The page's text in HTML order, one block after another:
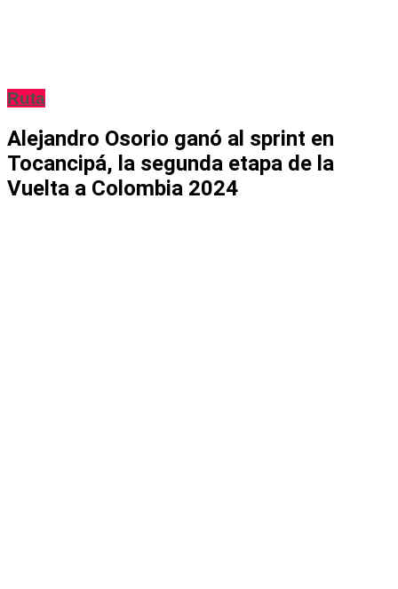
Ruta
Alejandro Osorio ganó al sprint en
Tocancipá, la segunda etapa de la
Vuelta a Colombia 2024